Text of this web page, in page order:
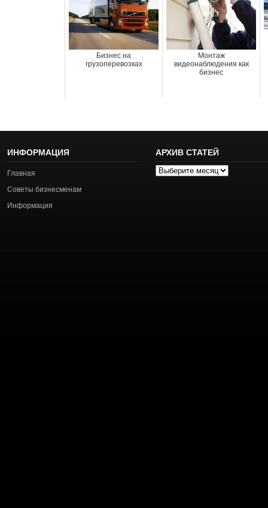
Бизнес на
грузоперевозках
Монтаж
видеонаблюдения как
бизнес
ИНФОРМАЦИЯ
Главная
Советы бизнесменам
Информация
АРХИВ СТАТЕЙ
Архив